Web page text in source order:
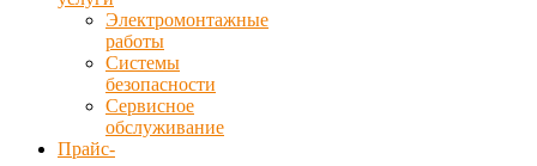
Электромонтажные
работы
Системы
безопасности
Сервисное
обслуживание
Прайс-